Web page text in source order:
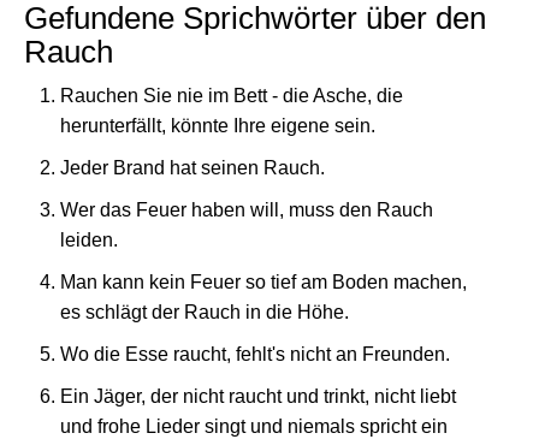
Gefundene Sprichwörter über den
Rauch
Rauchen Sie nie im Bett - die Asche, die
herunterfällt, könnte Ihre eigene sein.
Jeder Brand hat seinen Rauch.
Wer das Feuer haben will, muss den Rauch
leiden.
Man kann kein Feuer so tief am Boden machen,
es schlägt der Rauch in die Höhe.
Wo die Esse raucht, fehlt's nicht an Freunden.
Ein Jäger, der nicht raucht und trinkt, nicht liebt
und frohe Lieder singt und niemals spricht ein